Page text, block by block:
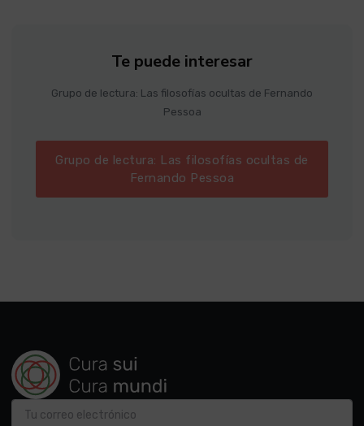
Te puede interesar
Grupo de lectura: Las filosofías ocultas de Fernando
Pessoa
Grupo de lectura: Las filosofías ocultas de
Fernando Pessoa